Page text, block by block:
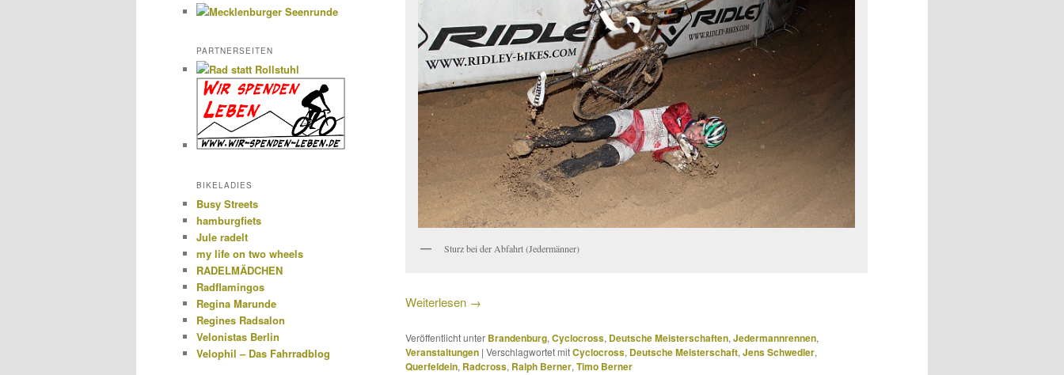
Sturz bei der Abfahrt (Jedermänner)
Weiterlesen →
Veröffentlicht unter Brandenburg, Cyclocross, Deutsche Meisterschaften, Jedermannrennen,
Veranstaltungen | Verschlagwortet mitCyclocross, Deutsche Meisterschaft, Jens Schwedler,
Querfeldein, Radcross, Ralph Berner, Timo Berner
PARTNERSEITEN
BIKELADIES
Busy Streets
hamburgfiets
Jule radelt
my life on two wheels
RADELMÄDCHEN
Radflamingos
Regina Marunde
Regines Radsalon
Velonistas Berlin
Velophil – Das Fahrradblog